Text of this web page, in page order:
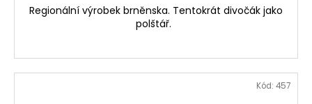
Regionální výrobek brněnska. Tentokrát divočák jako
polštář.
Kód: 457